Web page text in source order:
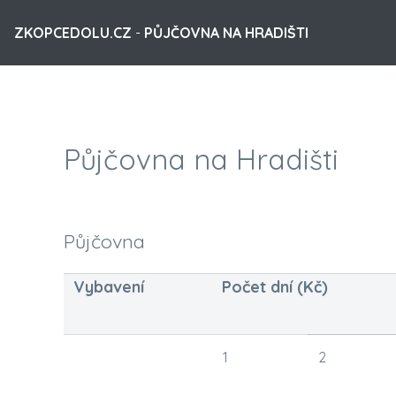
ZKOPCEDOLU.CZ - PŮJČOVNA NA HRADIŠTI
Půjčovna na Hradišti
Půjčovna
Vybavení Počet dní (Kč)
1 2